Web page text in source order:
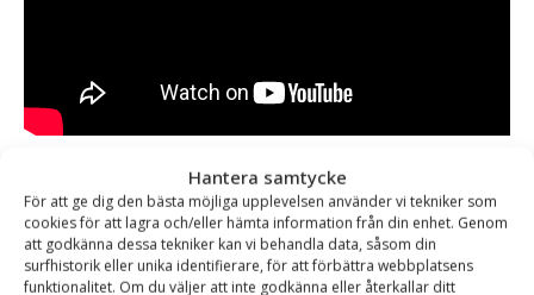
Hantera samtycke
För att ge dig den bästa möjliga upplevelsen använder vi tekniker som
cookies för att lagra och/eller hämta information från din enhet. Genom
att godkänna dessa tekniker kan vi behandla data, såsom din
surfhistorik eller unika identifierare, för att förbättra webbplatsens
funktionalitet. Om du väljer att inte godkänna eller återkallar ditt
Artikelnummer Fäste Arbetsbredd (mm)
Bredd
STAR-U-51584-
RS-sms
SMS/Trima 1200-2920 mm 1500 mm